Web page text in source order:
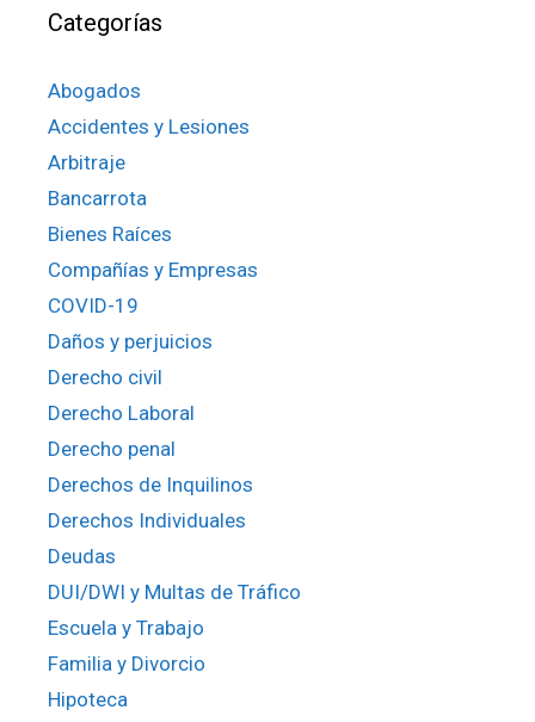
Categorías
Abogados
Accidentes y Lesiones
Arbitraje
Bancarrota
Bienes Raíces
Compañías y Empresas
COVID-19
Daños y perjuicios
Derecho civil
Derecho Laboral
Derecho penal
Derechos de Inquilinos
Derechos Individuales
Deudas
DUI/DWI y Multas de Tráfico
Escuela y Trabajo
Familia y Divorcio
Hipoteca